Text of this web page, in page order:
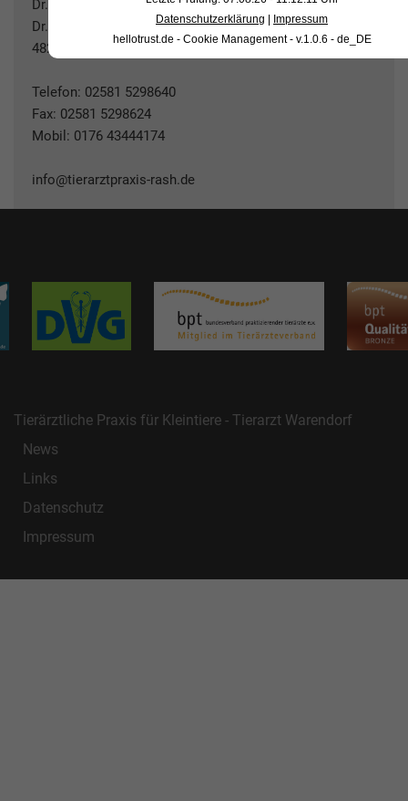
Dr. med. vet. Eva Rash
Dr. – Rau – Allee 3-5
48231 Warendorf
Telefon: 02581 5298640
Fax: 02581 5298624
Mobil: 0176 43444174
info@tierarztpraxis-rash.de
Tierärztliche Praxis für Kleintiere - Tierarzt Warendorf
News
Links
Datenschutz
Impressum
Datenschutzerklärung | Impressum
hellotrust.de - Cookie Management - v.1.0.6 - de_DE